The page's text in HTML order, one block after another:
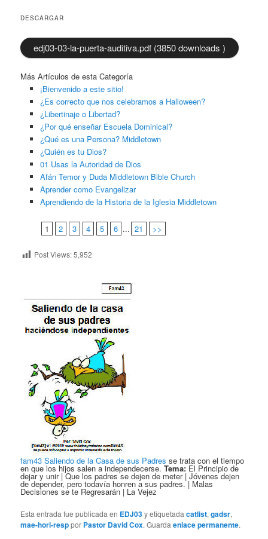
DESCARGAR
edj03-03-la-puerta-auditiva.pdf (3850 downloads )
Más Artículos de esta Categoría
¡Bienvenido a este sitio!
¿Es correcto que nos celebramos a Halloween?
¿Libertinaje o Libertad?
¿Por qué enseñar Escuela Dominical?
¿Qué es una Persona? Middletown
¿Quién es tu Dios?
01 Usas la Autoridad de Dios
Afán Temor y Duda Middletown Bible Church
Aprender como Evangelizar
Aprendiendo de la Historia de la Iglesia Middletown
1 2 3 4 5 6 ... 21 >>
Post Views:5,952
fam43 Saliendo de la Casa de sus Padres se trata con el tiempo
en que los hijos salen a independecerse.Tema: El Principio de
dejar y unir | Que los padres se dejen de meter | Jóvenes dejen
de depender, pero todavía honren a sus padres. | Malas
Decisiones se te Regresarán | La Vejez
Esta entrada fue publicada en EDJ03y etiquetadacatlist,gadsr,
mae-hori-resppor Pastor David Cox. Guardaenlace permanente.